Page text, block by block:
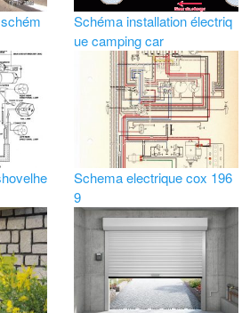
Schéma installation électriq
ue camping car
Schema electrique cox 196
9